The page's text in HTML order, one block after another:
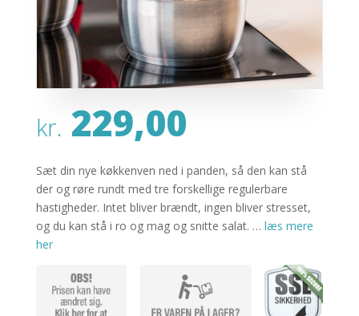
kr. 229,00
Sæt din nye køkkenven ned i panden, så den kan stå
der og røre rundt med tre forskellige regulerbare
hastigheder. Intet bliver brændt, ingen bliver stresset,
og du kan stå i ro og mag og snitte salat. … læs mere
her